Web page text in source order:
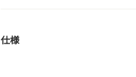
仕様